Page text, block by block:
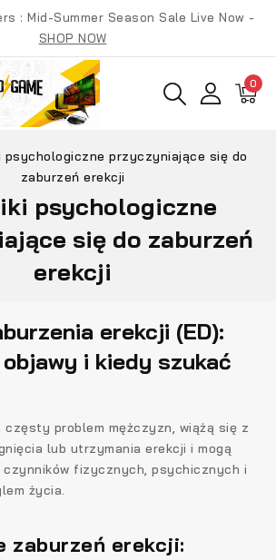
: Mid-Summer Season Sale Live Now -
SHOP NOW
0
psychologiczne przyczyniające się do
zaburzeń erekcji
psychologiczne
się do zaburzeń
erekcji
erekcji (ED):
i kiedy szukać
częsty problem mężczyzn, wiążą się z
lub utrzymania erekcji i mogą
fizycznych, psychicznych i
życia.
zaburzeń erekcji: